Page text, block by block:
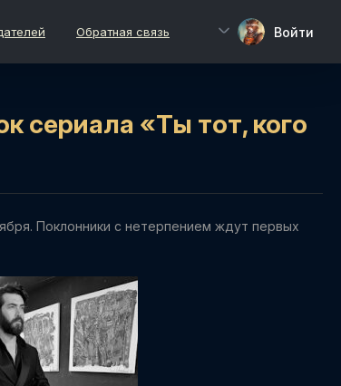
Обратная связь Войти
сериала «Ты тот, кого
Поклонники с нетерпением ждут первых